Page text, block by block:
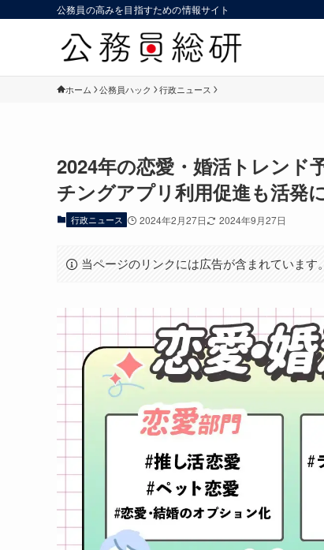
公務員の高みを目指すための情報サイト
ホーム 公務員ハック 行政ニュース
2024年の恋愛・婚活トレンド
チングアプリ利用促進も活発
行政ニュース 2024年2月27日 2024年9月27日
当ページのリンクには広告が含まれています。